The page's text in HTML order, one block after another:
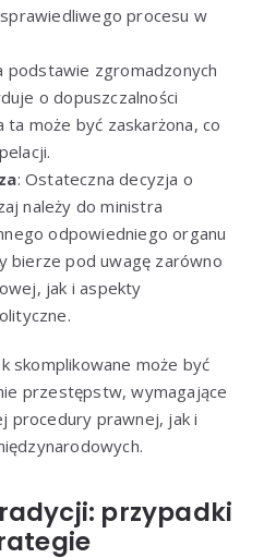
procesu w
podstawie zgromadzonych
o dopuszczalności
ta może być zaskarżona, co
: Ostateczna decyzja o
należy do ministra
odpowiedniego organu
bierze pod uwagę zarówno
jak i aspekty
skomplikowane może być
przestępstw, wymagające
procedury prawnej, jak i
przypadki